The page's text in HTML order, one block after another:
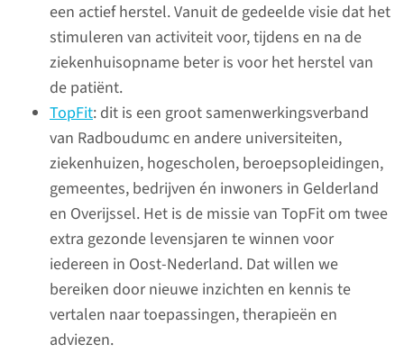
een actief herstel. Vanuit de gedeelde visie dat het
stimuleren van activiteit voor, tijdens en na de
ziekenhuisopname beter is voor het herstel van
de patiënt.
TopFit: dit is een groot samenwerkingsverband
van Radboudumc en andere universiteiten,
ziekenhuizen, hogescholen, beroepsopleidingen,
gemeentes, bedrijven én inwoners in Gelderland
en Overijssel. Het is de missie van TopFit om twee
extra gezonde levensjaren te winnen voor
iedereen in Oost-Nederland. Dat willen we
bereiken door nieuwe inzichten en kennis te
vertalen naar toepassingen, therapieën en
adviezen.
om gezond te leven. Het
programma startte
oorspronkelijk voor mensen
met kanker, maar wordt sinds
2021 breder ingezet.